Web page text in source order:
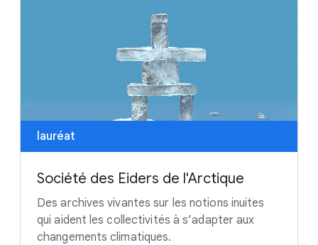
lauréat
Société des Eiders de l'Arctique
Des archives vivantes sur les notions inuites
qui aident les collectivités à s’adapter aux
changements climatiques.